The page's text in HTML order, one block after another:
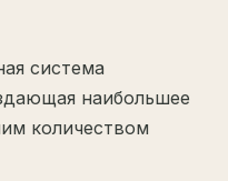
система
наибольшее
количеством